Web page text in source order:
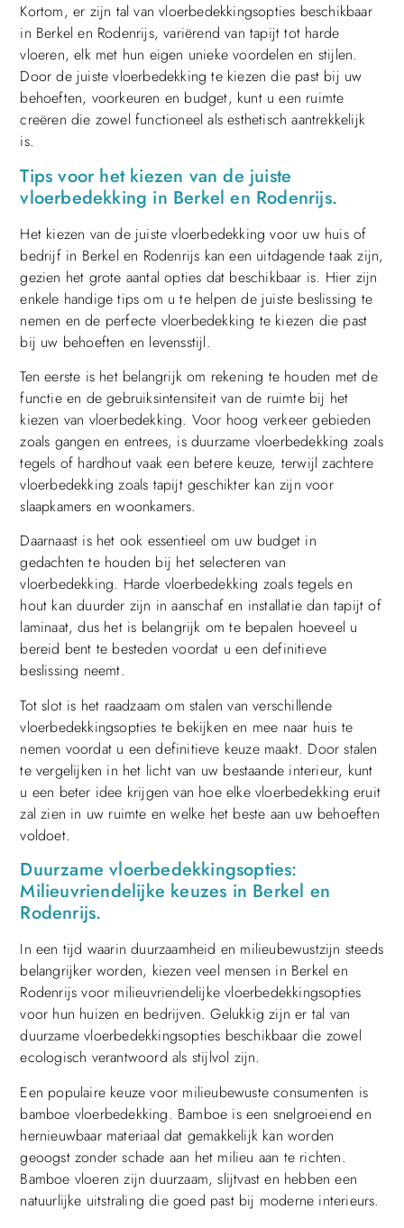
Kortom, er zijn tal van vloerbedekkingsopties beschikbaar
in Berkel en Rodenrijs, variërend van tapijt tot harde
vloeren, elk met hun eigen unieke voordelen en stijlen.
Door de juiste vloerbedekking te kiezen die past bij uw
behoeften, voorkeuren en budget, kunt u een ruimte
creëren die zowel functioneel als esthetisch aantrekkelijk
is.
Tips voor het kiezen van de juiste
vloerbedekking in Berkel en Rodenrijs.
Het kiezen van de juiste vloerbedekking voor uw huis of
bedrijf in Berkel en Rodenrijs kan een uitdagende taak zijn,
gezien het grote aantal opties dat beschikbaar is. Hier zijn
enkele handige tips om u te helpen de juiste beslissing te
nemen en de perfecte vloerbedekking te kiezen die past
bij uw behoeften en levensstijl.
Ten eerste is het belangrijk om rekening te houden met de
functie en de gebruiksintensiteit van de ruimte bij het
kiezen van vloerbedekking. Voor hoog verkeer gebieden
zoals gangen en entrees, is duurzame vloerbedekking zoals
tegels of hardhout vaak een betere keuze, terwijl zachtere
vloerbedekking zoals tapijt geschikter kan zijn voor
slaapkamers en woonkamers.
Daarnaast is het ook essentieel om uw budget in
gedachten te houden bij het selecteren van
vloerbedekking. Harde vloerbedekking zoals tegels en
hout kan duurder zijn in aanschaf en installatie dan tapijt of
laminaat, dus het is belangrijk om te bepalen hoeveel u
bereid bent te besteden voordat u een definitieve
beslissing neemt.
Tot slot is het raadzaam om stalen van verschillende
vloerbedekkingsopties te bekijken en mee naar huis te
nemen voordat u een definitieve keuze maakt. Door stalen
te vergelijken in het licht van uw bestaande interieur, kunt
u een beter idee krijgen van hoe elke vloerbedekking eruit
zal zien in uw ruimte en welke het beste aan uw behoeften
voldoet.
Duurzame vloerbedekkingsopties:
Milieuvriendelijke keuzes in Berkel en
Rodenrijs.
In een tijd waarin duurzaamheid en milieubewustzijn steeds
belangrijker worden, kiezen veel mensen in Berkel en
Rodenrijs voor milieuvriendelijke vloerbedekkingsopties
voor hun huizen en bedrijven. Gelukkig zijn er tal van
duurzame vloerbedekkingsopties beschikbaar die zowel
ecologisch verantwoord als stijlvol zijn.
Een populaire keuze voor milieubewuste consumenten is
bamboe vloerbedekking. Bamboe is een snelgroeiend en
hernieuwbaar materiaal dat gemakkelijk kan worden
geoogst zonder schade aan het milieu aan te richten.
Bamboe vloeren zijn duurzaam, slijtvast en hebben een
natuurlijke uitstraling die goed past bij moderne interieurs.